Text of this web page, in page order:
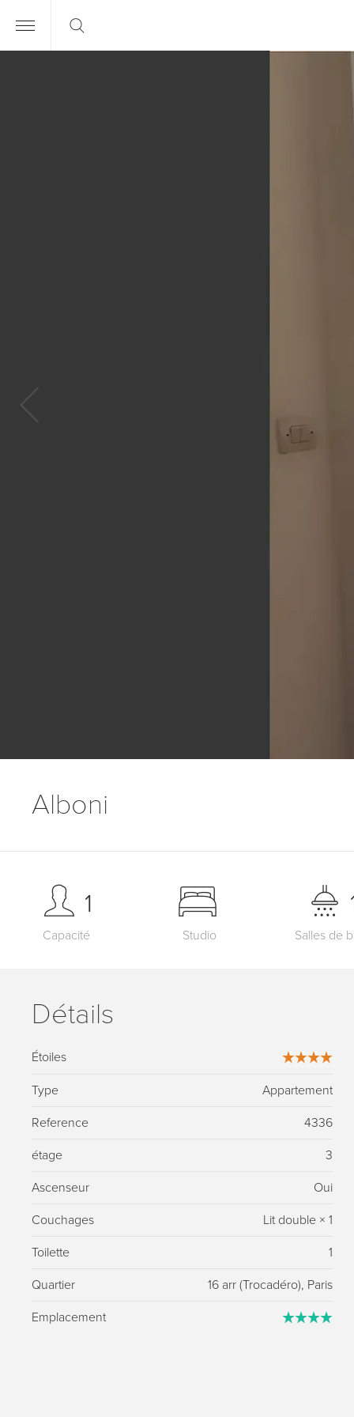
Alboni
Capacité
1
Studio Salles de
Détails
Étoiles
Type Appartement
Reference 4336
étage 3
Ascenseur Oui
Couchages Lit double ×1
Toilette 1
Quartier 16 arr (Trocadéro), Paris
Emplacement